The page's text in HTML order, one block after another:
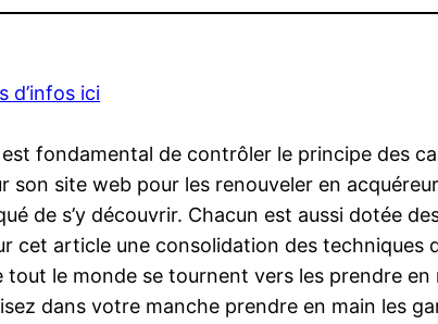
d’infos ici
fondamental de contrôler le principe des
site web pour les renouveler en
de s’y découvrir. Chacun est aussi dotée
cet article une consolidation des techniques
le monde se tournent vers les prendre en
dans votre manche prendre en main les